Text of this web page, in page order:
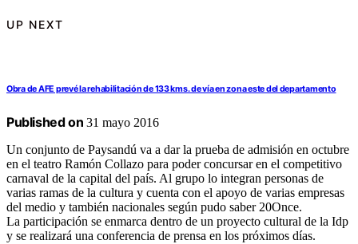
UP NEXT
Obra de AFE prevé la rehabilitación de 133 kms. de vía en zona este del departamento
Published on 31 mayo 2016
Un conjunto de Paysandú va a dar la prueba de admisión en octubre
en el teatro Ramón Collazo para poder concursar en el competitivo
carnaval de la capital del país. Al grupo lo integran personas de
varias ramas de la cultura y cuenta con el apoyo de varias empresas
del medio y también nacionales según pudo saber 20Once.
La participación se enmarca dentro de un proyecto cultural de la Idp
y se realizará una conferencia de prensa en los próximos días.